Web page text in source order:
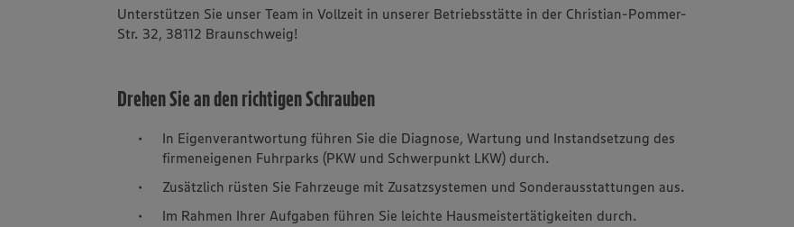
Unterstützen Sie unser Team in Vollzeit in unserer Betriebsstätte in der Christian-Pommer-
Str. 32, 38112 Braunschweig!
Drehen Sie an den richtigen Schrauben
In Eigenverantwortung führen Sie die Diagnose, Wartung und Instandsetzung des
firmeneigenen Fuhrparks (PKW und Schwerpunkt LKW) durch.
Zusätzlich rüsten Sie Fahrzeuge mit Zusatzsystemen und Sonderausstattungen aus.
Im Rahmen Ihrer Aufgaben führen Sie leichte Hausmeistertätigkeiten durch.